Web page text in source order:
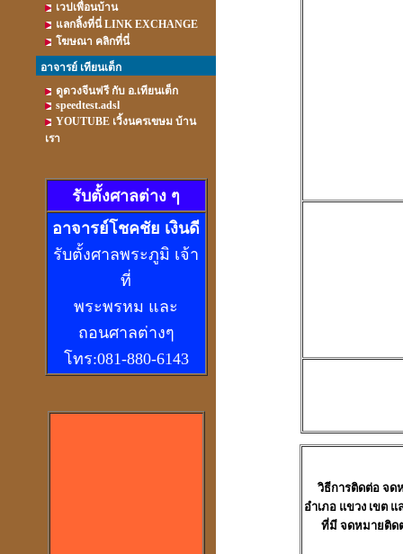
เวปเพื่อนบ้าน
แลกลิ้งที่นี่ LINK EXCHANGE
โฆษณา คลิกที่นี่
อาจารย์ เทียนเต็ก
ดูดวงจีนฟรี กับ อ.เทียนเต็ก
speedtest.adsl
YOUTUBE เวิ้งนครเขษม บ้าน
เรา
รับตั้งศาลต่าง ๆ
อาจารย์โชคชัย เงินดี
รับตั้งศาลพระภูมิ เจ้า
ที่
พระพรหม และ
ถอนศาลต่างๆ
โทร:081-880-6143
วิธีการติดต่อ จด
อำเภอ แขวง เขต
ที่มี จดหมายติด